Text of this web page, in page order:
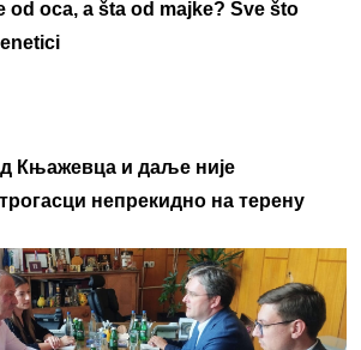
od oca, a šta od majke? Sve što
Књажевца и даље није
непрекидно на терену